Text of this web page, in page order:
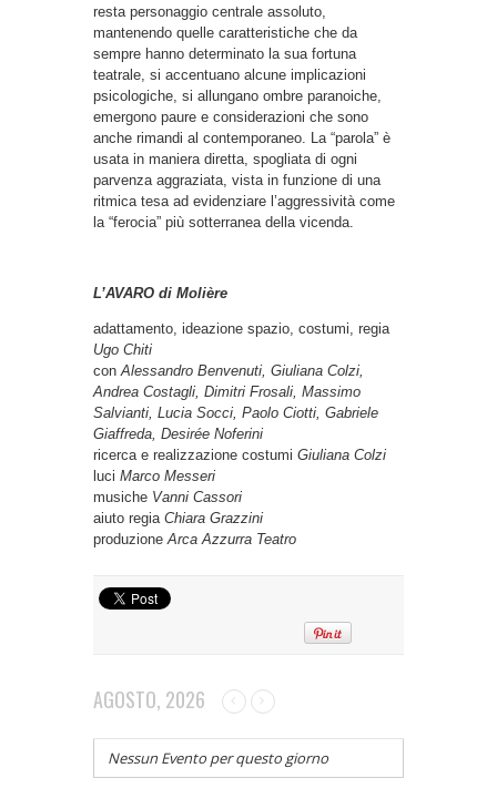
resta personaggio centrale assoluto,
mantenendo quelle caratteristiche che da
sempre hanno determinato la sua fortuna
teatrale, si accentuano alcune implicazioni
psicologiche, si allungano ombre paranoiche,
emergono paure e considerazioni che sono
anche rimandi al contemporaneo. La “parola” è
usata in maniera diretta, spogliata di ogni
parvenza aggraziata, vista in funzione di una
ritmica tesa ad evidenziare l’aggressività come
la “ferocia” più sotterranea della vicenda.
L’AVARO di Molière
adattamento, ideazione spazio, costumi, regia
Ugo Chiti
con Alessandro Benvenuti, Giuliana Colzi,
Andrea Costagli, Dimitri Frosali, Massimo
Salvianti, Lucia Socci, Paolo Ciotti, Gabriele
Giaffreda, Desirée Noferini
ricerca e realizzazione costumi Giuliana Colzi
luci Marco Messeri
musiche Vanni Cassori
aiuto regia Chiara Grazzini
produzione Arca Azzurra Teatro
AGOSTO, 2026
Nessun Evento per questo giorno